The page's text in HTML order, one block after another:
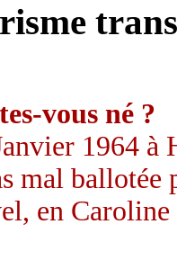
vous né ?
1964
mal ballotée
en Caroline